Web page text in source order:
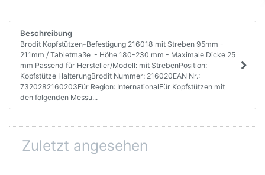
Beschreibung
Brodit Kopfstützen-Befestigung 216018 mit Streben 95mm -
211mm / Tabletmaße - Höhe 180-230 mm - Maximale Dicke 25
mm Passend für Hersteller/Modell: mit StrebenPosition:
Kopfstütze HalterungBrodit Nummer: 216020EAN Nr.:
7320282160203Für Region: InternationalFür Kopfstützen mit
den folgenden Messu...
Zuletzt angesehen